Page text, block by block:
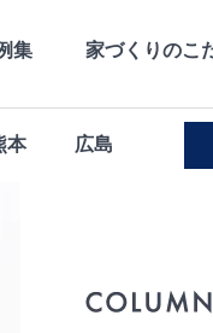
集 家づくりのこ
長期優良
長の月刊Blog
本 広島